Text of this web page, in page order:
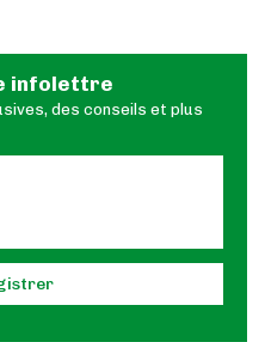
infolettre
des conseils et plus